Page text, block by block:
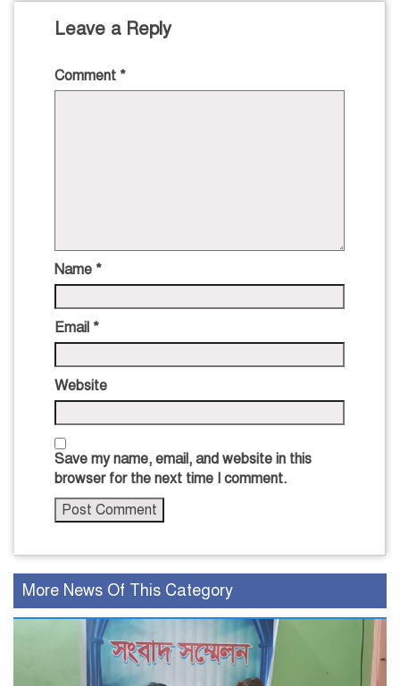
Leave a Reply
Comment *
Name *
Email *
Website
Save my name, email, and website in this
browser for the next time I comment.
More News Of This Category